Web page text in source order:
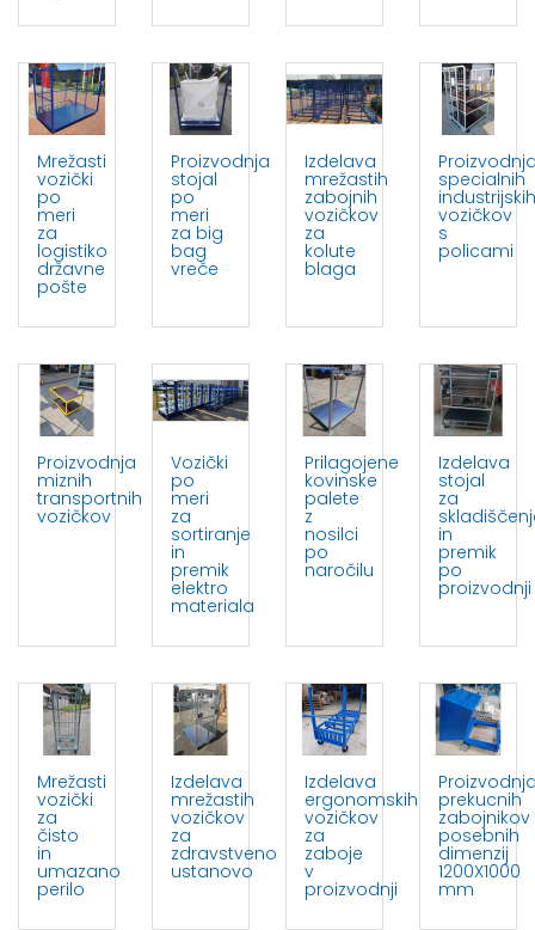
Mrežasti
vozički
po
meri
za
logistiko
državne
pošte
Proizvodnja
stojal
po
meri
za big
bag
vreče
Izdelava
mrežastih
zabojnih
vozičkov
za
kolute
blaga
specialnih
industrijskih
vozičkov
s
policami
Proizvodnja
miznih
transportnih
vozičkov
Vozički
po
meri
za
sortiranje
in
premik
elektro
materiala
Prilagojene
kovinske
palete
z
nosilci
po
naročilu
Izdelava
stojal
za
in
premik
po
proizvodnji
Mrežasti
vozički
za
čisto
in
umazano
perilo
Izdelava
mrežastih
vozičkov
za
zdravstveno
ustanovo
Izdelava
ergonomskih
vozičkov
za
zaboje
v
proizvodnji
prekucnih
zabojnikov
posebnih
dimenzij
1200X1000
mm